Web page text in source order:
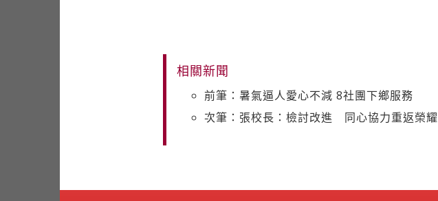
相關新聞
前筆：暑氣逼人愛心不減 8社團下鄉服務
次筆：張校長：檢討改進 同心協力重返榮耀